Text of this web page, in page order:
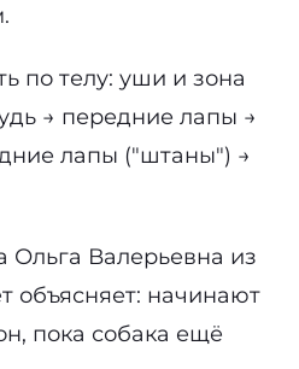
по телу: уши и зона
→ передние лапы →
лапы ("штаны") →
Ольга Валерьевна из
объясняет: начинают
пока собака ещё